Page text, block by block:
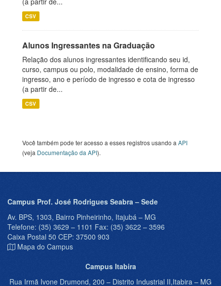
CSV
Alunos Ingressantes na Graduação
Relação dos alunos ingressantes identificando seu id,
curso, campus ou polo, modalidade de ensino, forma de
ingresso, ano e período de ingresso e cota de ingresso
(a partir de...
CSV
Você também pode ter acesso a esses registros usando a API
(veja Documentação da API).
Campus Prof. José Rodrigues Seabra – Sede
Av. BPS, 1303, Bairro Pinheirinho, Itajubá – MG
Telefone: (35) 3629 – 1101 Fax: (35) 3622 – 3596
Caixa Postal 50 CEP: 37500 903
Mapa do Campus
Campus Itabira
Rua Irmã Ivone Drumond, 200 – Distrito Industrial II,Itabira – MG